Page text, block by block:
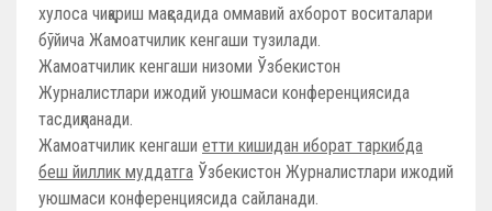
хулоса чиқариш мақсадида оммавий ахборот воситалари
бўйича Жамоатчилик кенгаши тузилади.
Жамоатчилик кенгаши низоми Ўзбекистон
Журналистлари ижодий уюшмаси конференциясида
тасдиқланади.
Жамоатчилик кенгаши етти кишидан иборат таркибда
беш йиллик муддатга Ўзбекистон Журналистлари ижодий
уюшмаси конференциясида сайланади.